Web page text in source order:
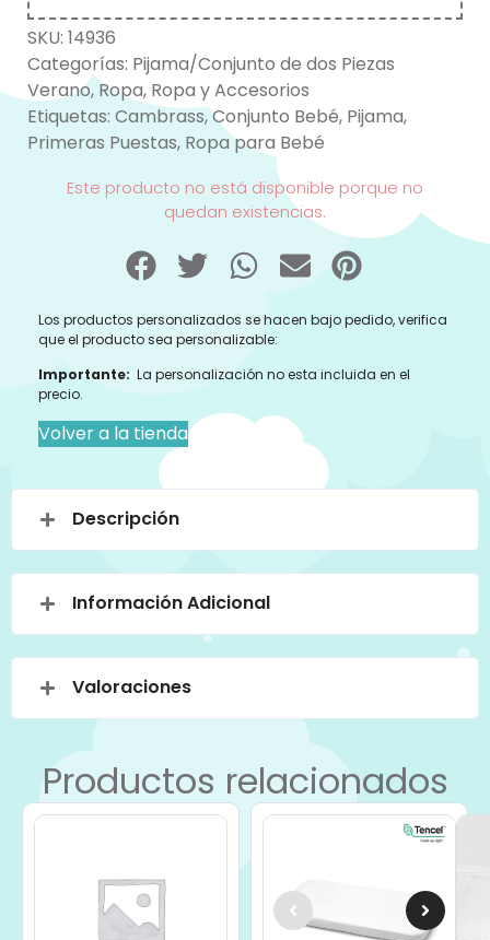
SKU: 14936
Categorías: Pijama/Conjunto de dos Piezas
Verano, Ropa, Ropa y Accesorios
Etiquetas: Cambrass,Conjunto Bebé, Pijama,
Primeras Puestas, Ropa para Bebé
Este producto no está disponible porque no
quedan existencias.
Los productos personalizados se hacen bajo pedido, verifica
que el producto sea personalizable:
Importante: La personalización no esta incluida en el
precio.
Volver a la tienda
Descripción
Información Adicional
Valoraciones
Productos relacionados